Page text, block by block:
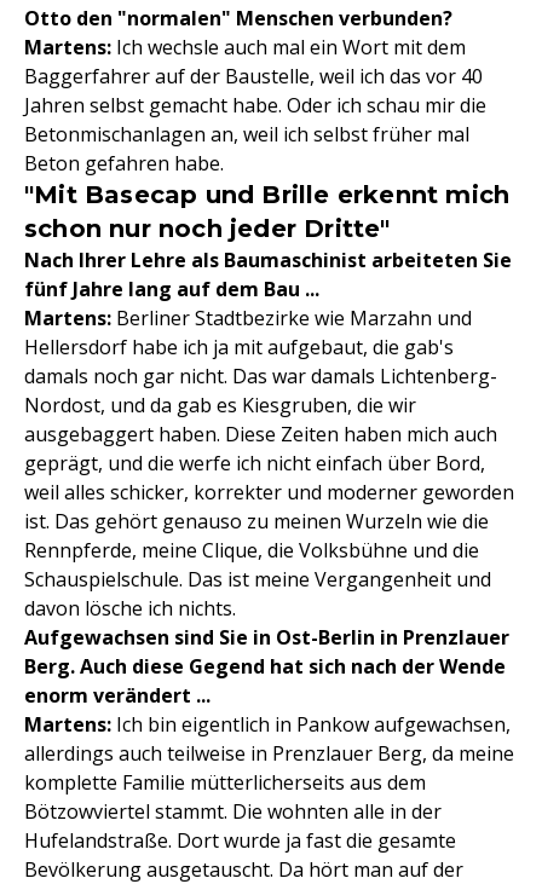
Otto den "normalen" Menschen verbunden?
Martens: Ich wechsle auch mal ein Wort mit dem
Baggerfahrer auf der Baustelle, weil ich das vor 40
Jahren selbst gemacht habe. Oder ich schau mir die
Betonmischanlagen an, weil ich selbst früher mal
Beton gefahren habe.
"Mit Basecap und Brille erkennt mich
schon nur noch jeder Dritte"
Nach Ihrer Lehre als Baumaschinist arbeiteten Sie
fünf Jahre lang auf dem Bau ...
Martens: Berliner Stadtbezirke wie Marzahn und
Hellersdorf habe ich ja mit aufgebaut, die gab's
damals noch gar nicht. Das war damals Lichtenberg-
Nordost, und da gab es Kiesgruben, die wir
ausgebaggert haben. Diese Zeiten haben mich auch
geprägt, und die werfe ich nicht einfach über Bord,
weil alles schicker, korrekter und moderner geworden
ist. Das gehört genauso zu meinen Wurzeln wie die
Rennpferde, meine Clique, die Volksbühne und die
Schauspielschule. Das ist meine Vergangenheit und
davon lösche ich nichts.
Aufgewachsen sind Sie in Ost-Berlin in Prenzlauer
Berg. Auch diese Gegend hat sich nach der Wende
enorm verändert ...
Martens: Ich bin eigentlich in Pankow aufgewachsen,
allerdings auch teilweise in Prenzlauer Berg, da meine
komplette Familie mütterlicherseits aus dem
Bötzowviertel stammt. Die wohnten alle in der
Hufelandstraße. Dort wurde ja fast die gesamte
Bevölkerung ausgetauscht. Da hört man auf der